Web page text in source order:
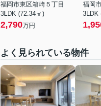
福岡市東区箱崎５丁目
3LDK (72.34㎡)
2,790万円
福岡
3LDK
よく見られている物件